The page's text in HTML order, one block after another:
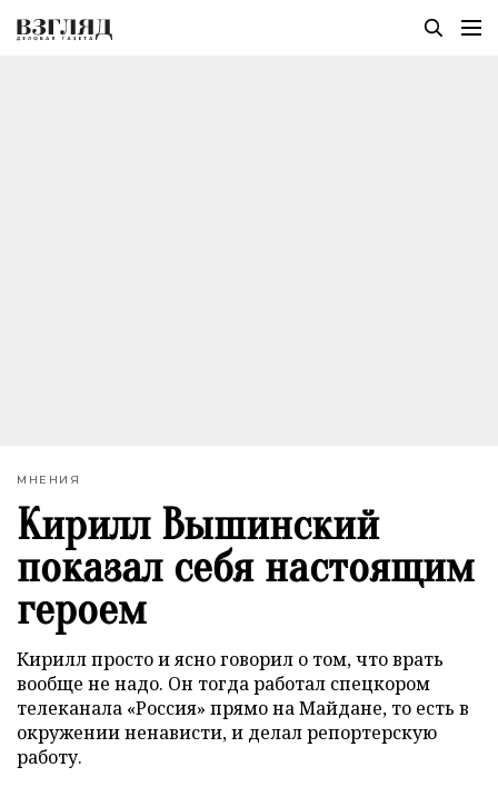
МНЕНИЯ
Кирилл Вышинский
показал себя настоящим
героем
Кирилл просто и ясно говорил о том, что врать
вообще не надо. Он тогда работал спецкором
телеканала «Россия» прямо на Майдане, то есть в
окружении ненависти, и делал репортерскую
работу.